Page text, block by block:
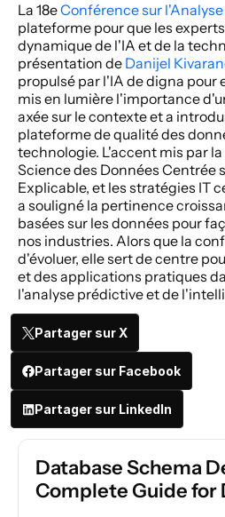
La 18e Conférence sur
plateforme pour que les
dynamique de l'IA et de la
présentation de Danijel
propulsé par l'IA de digna pour
mis en lumière l'importance
axée sur le contexte et a
plateforme de qualité des
technologie. L'accent mis par
Science des Données Centrée
Explicable, et les stratégies IT
a souligné la pertinence
basées sur les données pour
nos industries. Alors que la
d'évoluer, elle sert de centre
et des applications pratiques
l'analyse prédictive et de
Partager sur X
Partager sur Facebook
Partager sur LinkedIn
Database Schema
Complete Guide for